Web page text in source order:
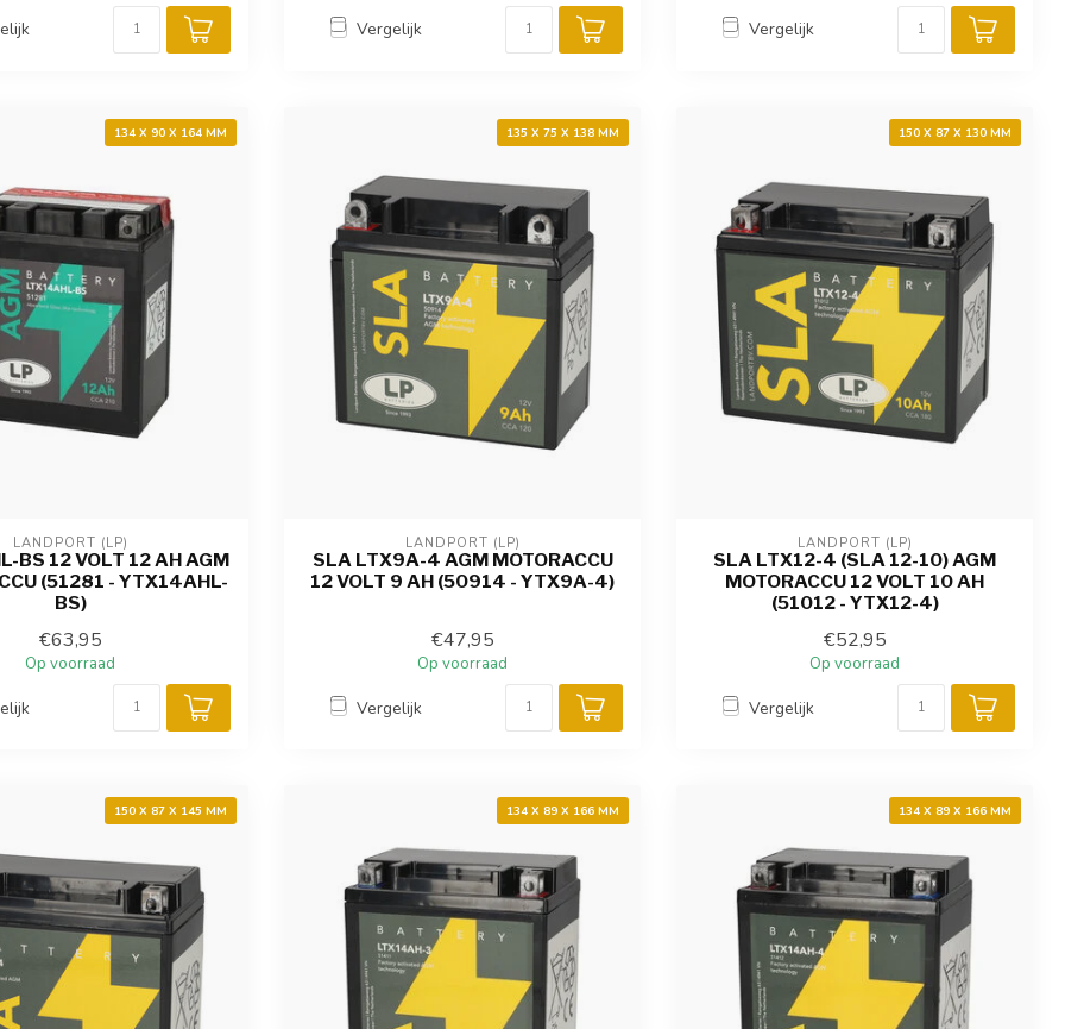
Vergelijk Vergelijk
134 X 90 X 164 MM
LANDPORT (LP)
BS 12 VOLT 12 AH AGM
(51281 - YTX14AHL-
BS)
€63,95
Op voorraad
135 X 75 X 138 MM
LANDPORT (LP)
SLA LTX9A-4 AGM MOTORACCU
12 VOLT 9 AH (50914 - YTX9A-4)
€47,95
Op voorraad
Vergelijk
150 X 87 X 130 MM
LANDPORT (LP)
SLA LTX12-4 (SLA 12-10) AGM
MOTORACCU 12 VOLT 10 AH
(51012 - YTX12-4)
€52,95
Op voorraad
Vergelijk
150 X 87 X 145 MM 134 X 89 X 166 MM 134 X 89 X 166 MM